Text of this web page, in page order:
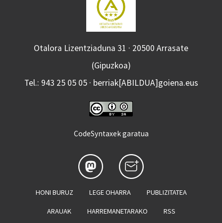
Otalora Lizentziaduna 31 · 20500 Arrasate
(Gipuzkoa)
Tel.: 943 25 05 05 · berriak[ABILDUA]goiena.eus
CodeSyntaxek garatua
HONI BURUZ LEGE OHARRA PUBLIZITATEA
ARAUAK HARREMANETARAKO RSS